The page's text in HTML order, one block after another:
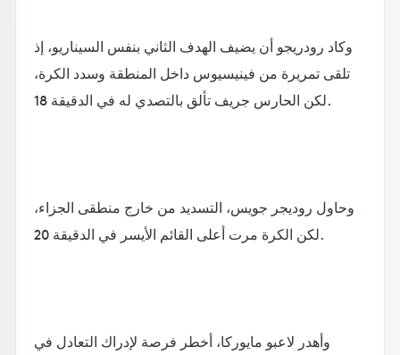
وكاد رودريجو أن يضيف الهدف الثاني بنفس السيناريو، إذ
تلقى تمريرة من فينيسيوس داخل المنطقة وسدد الكرة،
لكن الحارس جريف تألق بالتصدي له في الدقيقة 18.
وحاول روديجر جويس، التسديد من خارج منطقى الجزاء،
لكن الكرة مرت أعلى القائم الأيسر في الدقيقة 20.
وأهدر لاعبو مايوركا، أخطر فرصة لإدراك التعادل في